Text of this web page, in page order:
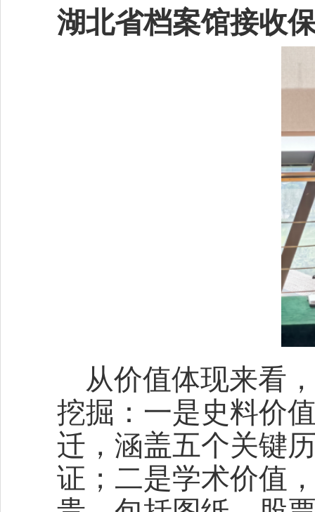
湖北省档案馆接收
从价值体现来看
挖掘：一是史料价
迁，涵盖五个关键
证；二是学术价值